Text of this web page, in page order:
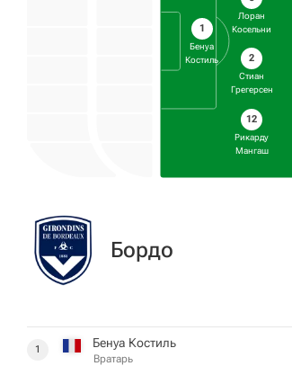
1
Бенуа
Костиль
Лоран
Косельни
2
Стиан
Грегерсен
12
Рикарду
Мангаш
Бордо
1 Бенуа Костиль
Вратарь